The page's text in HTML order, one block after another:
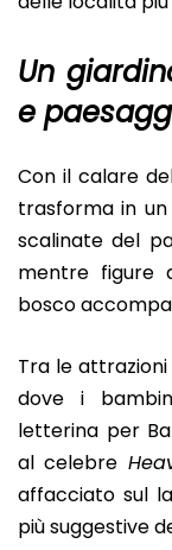
Un
e
Con il calare
trasforma in
scalinate del
mentre figure
bosco
Tra le
dove i
letterina per
al celebre
affacciato sul
più suggestive